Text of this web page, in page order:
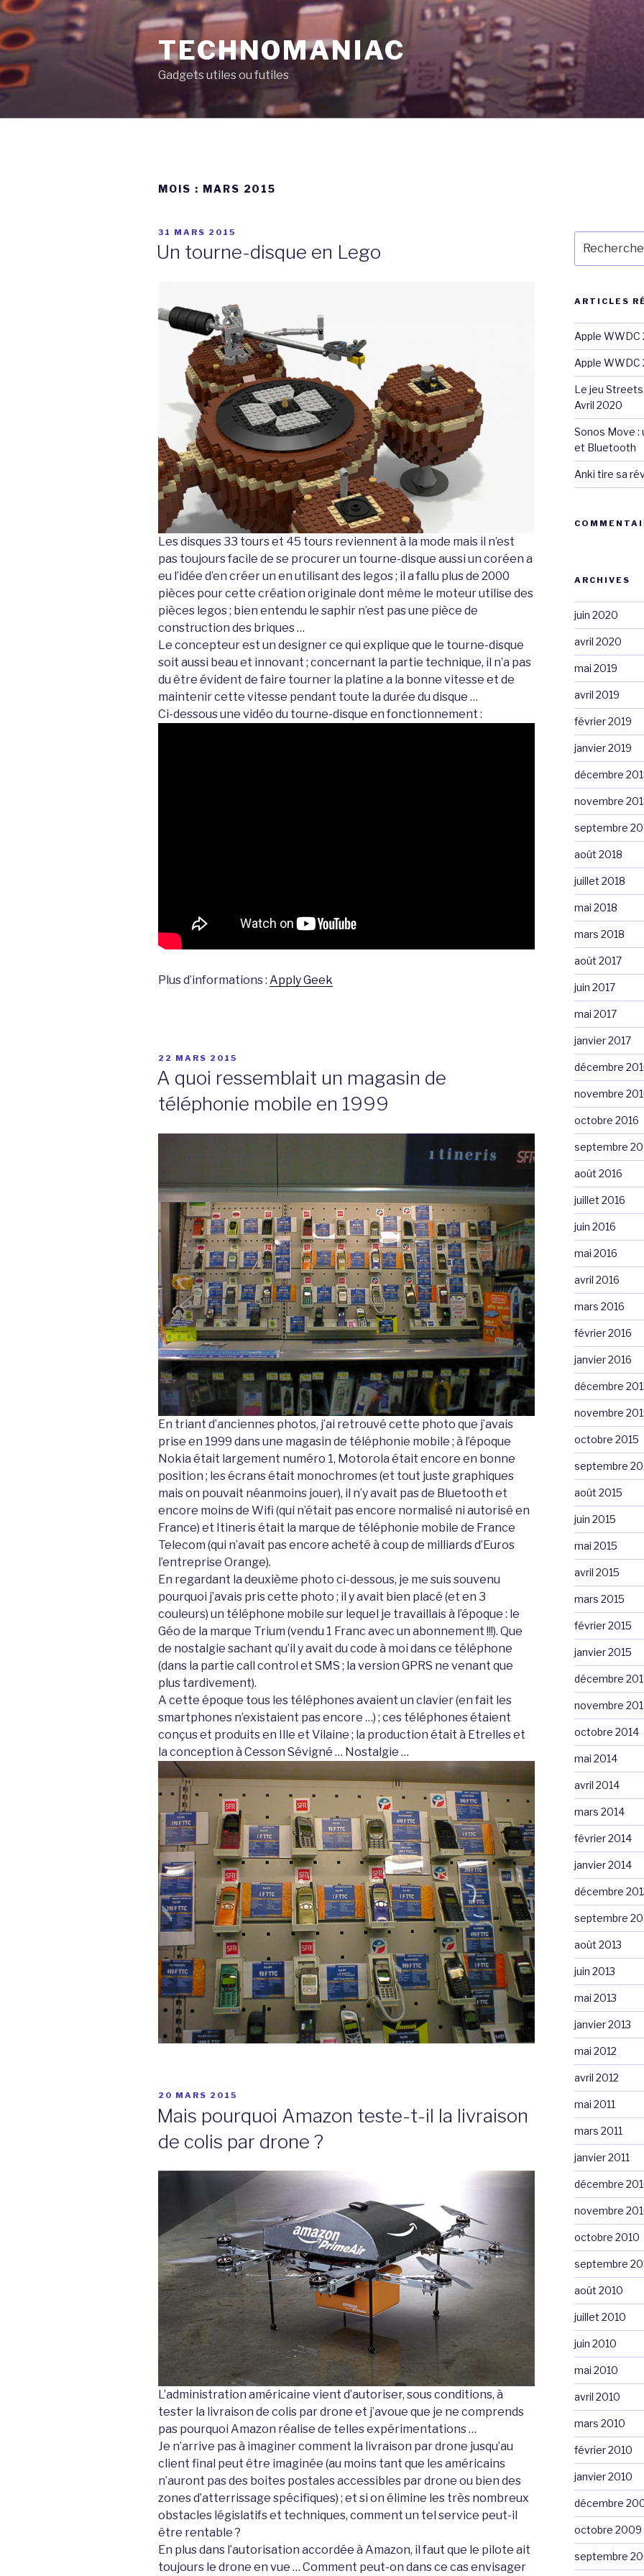
Aller
au
contenu
principal
TECHNOMANIAC
Gadgets utiles ou futiles
MOIS : MARS 2015
PUBLIÉ
31 MARS 2015
Un tourne-disque en Lego
Les disques 33 tours et 45 tours reviennent à la mode mais il n’est
pas toujours facile de se procurer un tourne-disque aussi un coréen a
eu l’idée d’en créer un en utilisant des legos ; il a fallu plus de 2000
pièces pour cette création originale dont même le moteur utilise des
pièces legos ; bien entendu le saphir n’est pas une pièce de
construction des briques …
Le concepteur est un designer ce qui explique que le tourne-disque
soit aussi beau et innovant ; concernant la partie technique, il n’a pas
du être évident de faire tourner la platine a la bonne vitesse et de
maintenir cette vitesse pendant toute la durée du disque …
Ci-dessous une vidéo du tourne-disque en fonctionnement :
Plus d’informations : Apply Geek
PUBLIÉ
22 MARS 2015
A quoi ressemblait un magasin de
téléphonie mobile en 1999
En triant d’anciennes photos, j’ai retrouvé cette photo que j’avais
prise en 1999 dans une magasin de téléphonie mobile ; à l’époque
Nokia était largement numéro 1, Motorola était encore en bonne
position ; les écrans était monochromes (et tout juste graphiques
mais on pouvait néanmoins jouer), il n’y avait pas de Bluetooth et
encore moins de Wifi (qui n’était pas encore normalisé ni autorisé en
France) et Itineris était la marque de téléphonie mobile de France
Telecom (qui n’avait pas encore acheté à coup de milliards d’Euros
l’entreprise Orange).
En regardant la deuxième photo ci-dessous, je me suis souvenu
pourquoi j’avais pris cette photo ; il y avait bien placé (et en 3
couleurs) un téléphone mobile sur lequel je travaillais à l’époque : le
Géo de la marque Trium (vendu 1 Franc avec un abonnement !!!). Que
de nostalgie sachant qu’il y avait du code à moi dans ce téléphone
(dans la partie call control et SMS ; la version GPRS ne venant que
plus tardivement).
A cette époque tous les téléphones avaient un clavier (en fait les
smartphones n’existaient pas encore …) ; ces téléphones étaient
conçus et produits en Ille et Vilaine ; la production était à Etrelles et
la conception à Cesson Sévigné … Nostalgie …
PUBLIÉ
20 MARS 2015
Mais pourquoi Amazon teste-t-il la livraison
de colis par drone ?
L’administration américaine vient d’autoriser, sous conditions, à
tester la livraison de colis par drone et j’avoue que je ne comprends
pas pourquoi Amazon réalise de telles expérimentations …
Je n’arrive pas à imaginer comment la livraison par drone jusqu’au
client final peut être imaginée (au moins tant que les américains
n’auront pas des boites postales accessibles par drone ou bien des
zones d’atterrissage spécifiques) ; et si on élimine les très nombreux
obstacles législatifs et techniques, comment un tel service peut-il
être rentable ?
En plus dans l’autorisation accordée à Amazon, il faut que le pilote ait
toujours le drone en vue … Comment peut-on dans ce cas envisager
pour
:
ARTICLES
Apple WWDC
Apple WWDC
Le jeu
Avril 2020
Sonos Move :
et Bluetooth
Anki tire sa
ARCHIVES
juin 2020
avril 2020
mai 2019
avril 2019
février 2019
janvier 2019
décembre
novembre
septembre
août 2018
juillet 2018
mai 2018
mars 2018
août 2017
juin 2017
mai 2017
janvier 2017
décembre
novembre
octobre 2016
septembre
août 2016
juillet 2016
juin 2016
mai 2016
avril 2016
mars 2016
février 2016
janvier 2016
décembre
novembre
octobre 2015
septembre
août 2015
juin 2015
mai 2015
avril 2015
mars 2015
février 2015
janvier 2015
décembre
novembre
octobre 2014
mai 2014
avril 2014
mars 2014
février 2014
janvier 2014
décembre
septembre
août 2013
juin 2013
mai 2013
janvier 2013
mai 2012
avril 2012
mai 2011
mars 2011
janvier 2011
décembre
novembre
octobre 2010
septembre
août 2010
juillet 2010
juin 2010
mai 2010
avril 2010
mars 2010
février 2010
janvier 2010
décembre
octobre 2009
septembre